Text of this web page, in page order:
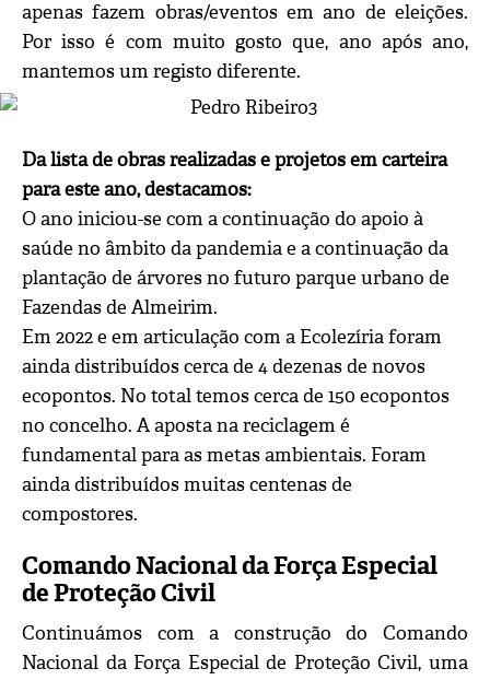
apenas fazem obras/eventos em ano de eleições.
Por isso é com muito gosto que, ano após ano,
mantemos um registo diferente.
Da lista de obras realizadas e projetos em carteira
para este ano, destacamos:
O ano iniciou-se com a continuação do apoio à
saúde no âmbito da pandemia e a continuação da
plantação de árvores no futuro parque urbano de
Fazendas de Almeirim.
Em 2022 e em articulação com a Ecolezíria foram
ainda distribuídos cerca de 4 dezenas de novos
ecopontos. No total temos cerca de 150 ecopontos
no concelho. A aposta na reciclagem é
fundamental para as metas ambientais. Foram
ainda distribuídos muitas centenas de
compostores.
Comando Nacional da Força Especial
de Proteção Civil
Continuámos com a construção do Comando
Nacional da Força Especial de Proteção Civil, uma